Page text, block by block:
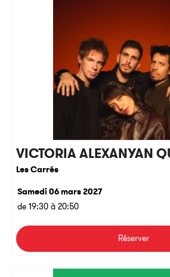
VICTORIA ALEXANYAN
Les Carrés
Samedi 06 mars 2027
de 19:30 à 20:50
Réserver